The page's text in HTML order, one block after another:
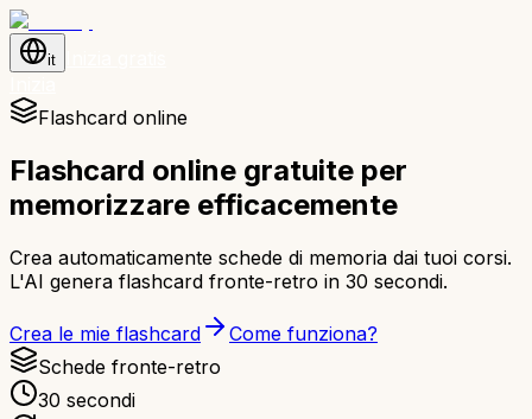
it
Flashcard online
Flashcard online gratuite per
memorizzare efficacemente
Crea automaticamente schede di memoria dai tuoi corsi.
L'AI genera flashcard fronte-retro in 30 secondi.
Crea le mie flashcard
Come funziona?
Schede fronte-retro
30 secondi